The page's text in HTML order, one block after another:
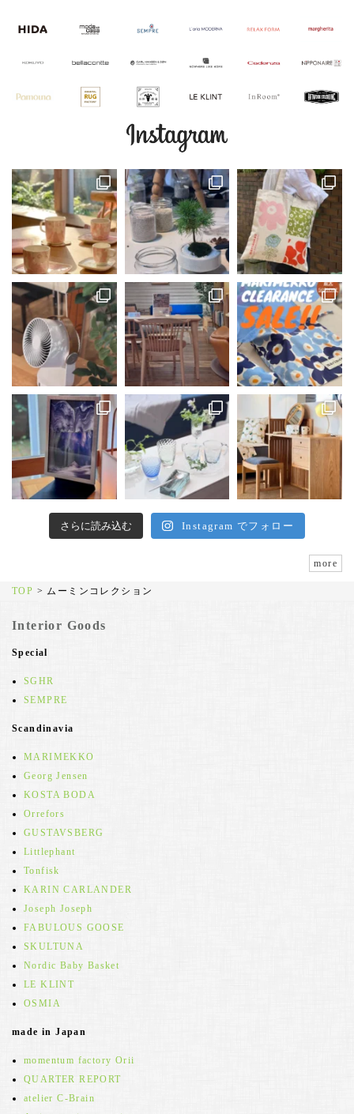
さらに読み込む Instagram でフォロー
more
TOP >ムーミンコレクション
Interior Goods
Special
SGHR
SEMPRE
Scandinavia
MARIMEKKO
Georg Jensen
KOSTA BODA
Orrefors
GUSTAVSBERG
Littlephant
Tonfisk
KARIN CARLANDER
Joseph Joseph
FABULOUS GOOSE
SKULTUNA
Nordic Baby Basket
LE KLINT
OSMIA
made in Japan
momentum factory Orii
QUARTER REPORT
atelier C-Brain